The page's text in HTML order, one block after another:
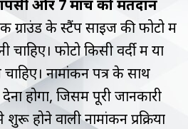
और 7 मार्च को मतदान
के स्टैंप साइज की फोटो में
फोटो किसी वर्दी में या
चाहिए। नामांकन पत्र के साथ
होगा, जिसमें पूरी जानकारी
होने वाली नामांकन प्रक्रिया